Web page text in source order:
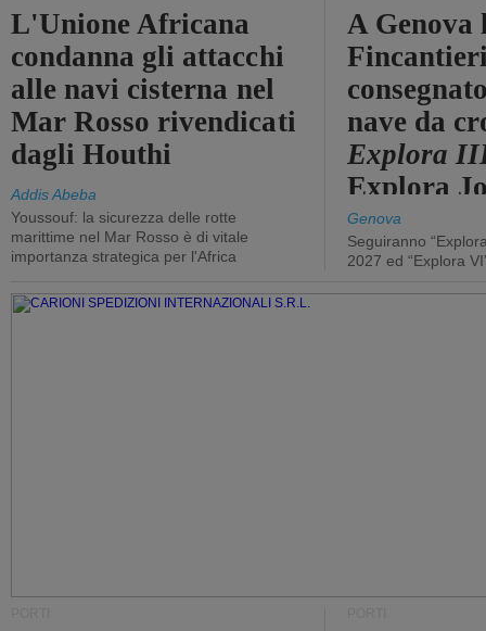
L'Unione Africana
condanna gli attacchi
alle navi cisterna nel
Mar Rosso rivendicati
dagli Houthi
Addis Abeba
Youssouf: la sicurezza delle rotte
marittime nel Mar Rosso è di vitale
importanza strategica per l'Africa
A Genova
nave da
Explora
Explora
Genova
Seguiranno
2027 ed “Explora